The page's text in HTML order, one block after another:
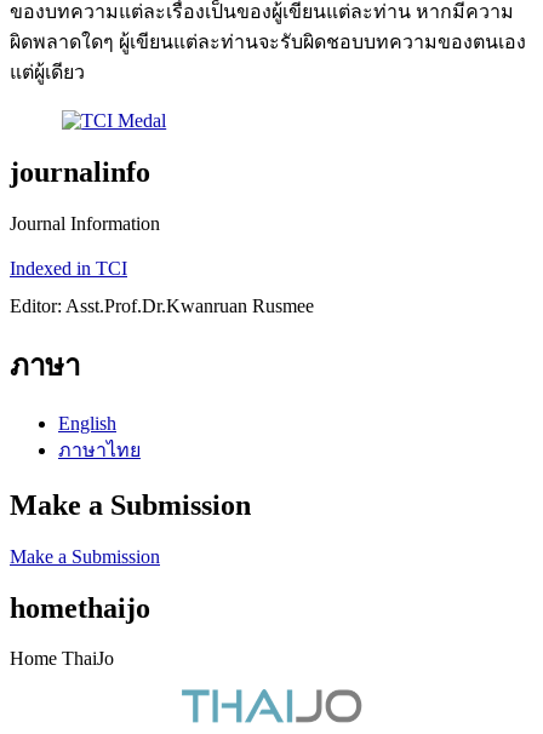
ของบทความแต่ละเรื่องเป็นของผู้เขียนแต่ละท่าน หากมีความ
ผิดพลาดใดๆ ผู้เขียนแต่ละท่านจะรับผิดชอบบทความของตนเอง
แต่ผู้เดียว
journalinfo
Journal Information
Indexed in TCI
Editor: Asst.Prof.Dr.Kwanruan Rusmee
ภาษา
English
ภาษาไทย
Make a Submission
Make a Submission
homethaijo
Home ThaiJo